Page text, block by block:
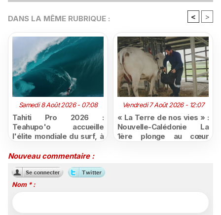
DANS LA MÊME RUBRIQUE : < >
Samedi 8 Août 2026 - 07:08
Tahiti Pro 2026 :
Teahupo'o accueille
l'élite mondiale du surf, à
Polynésie la 1ère
Vendredi 7 Août 2026 - 12:07
« La Terre de nos vies » :
Nouvelle-Calédonie La
1ère plonge au cœur
Nouveau commentaire :
Nom * :